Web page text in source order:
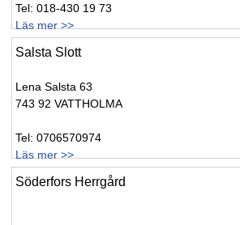
Tel: 018-430 19 73
Läs mer >>
Salsta Slott
Lena Salsta 63
743 92 VATTHOLMA
Tel: 0706570974
Läs mer >>
Söderfors Herrgård